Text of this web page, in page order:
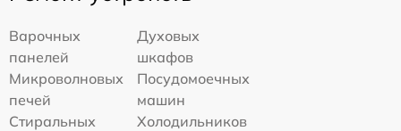
Варочных
панелей
Духовых
шкафов
Микроволновых
печей
Посудомоечных
машин
Стиральных
Холодильников